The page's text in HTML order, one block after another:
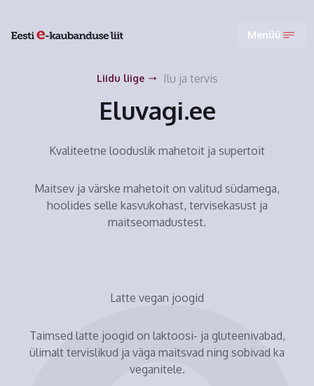
Menüü
Liidu liige Ilu ja tervis
Eluvagi.ee
Kvaliteetne looduslik mahetoit ja supertoit
Maitsev ja värske mahetoit on valitud südamega,
hoolides selle kasvukohast, tervisekasust ja
maitseomadustest.
Latte vegan joogid
Taimsed latte joogid on laktoosi- ja gluteenivabad,
ülimalt tervislikud ja väga maitsvad ning sobivad ka
veganitele.